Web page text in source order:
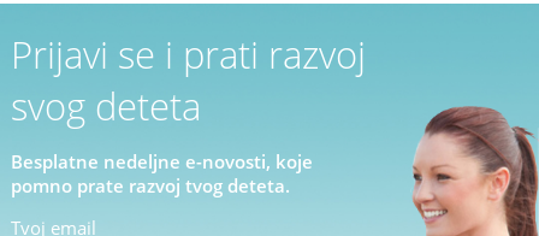
Prijavi se i prati razvoj
svog deteta
Besplatne nedeljne e-novosti, koje
pomno prate razvoj tvog deteta.
Tvoj email